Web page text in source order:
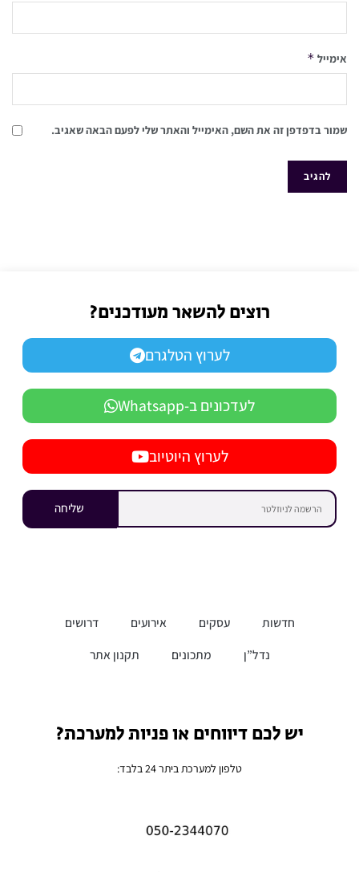
אימייל *
שמור בדפדפן זה את השם, האימייל והאתר שלי לפעם הבאה שאגיב.
רוצים להשאר מעודכנים?
לערוץ הטלגרם
לעדכונים ב-Whatsapp
לערוץ היוטיוב
שליחה
חדשות עסקים אירועים
דרושים
נדל”ן
מתכונים תקנון אתר
יש לכם דיווחים או פניות למערכת?
טלפון למערכת ביתר 24 בלבד: